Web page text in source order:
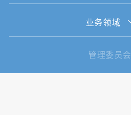
业务领域
管理委员会